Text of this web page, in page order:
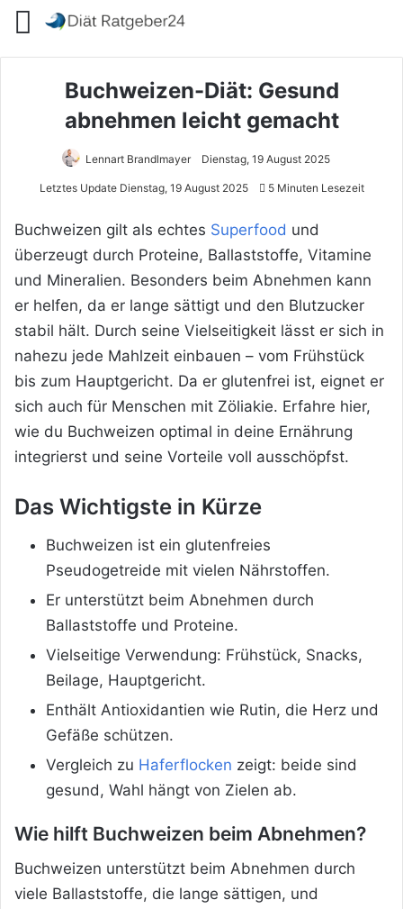
Menü
Buchweizen-Diät: Gesund
abnehmen leicht gemacht
Lennart Brandlmayer Dienstag, 19 August 2025
Letztes Update Dienstag, 19 August 2025 5 Minuten Lesezeit
Buchweizen gilt als echtes Superfood und
überzeugt durch Proteine, Ballaststoffe, Vitamine
und Mineralien. Besonders beim Abnehmen kann
er helfen, da er lange sättigt und den Blutzucker
stabil hält. Durch seine Vielseitigkeit lässt er sich in
nahezu jede Mahlzeit einbauen – vom Frühstück
bis zum Hauptgericht. Da er glutenfrei ist, eignet er
sich auch für Menschen mit Zöliakie. Erfahre hier,
wie du Buchweizen optimal in deine Ernährung
integrierst und seine Vorteile voll ausschöpfst.
Das Wichtigste in Kürze
Buchweizen ist ein glutenfreies
Pseudogetreide mit vielen Nährstoffen.
Er unterstützt beim Abnehmen durch
Ballaststoffe und Proteine.
Vielseitige Verwendung: Frühstück, Snacks,
Beilage, Hauptgericht.
Enthält Antioxidantien wie Rutin, die Herz und
Gefäße schützen.
Vergleich zu Haferflocken zeigt: beide sind
gesund, Wahl hängt von Zielen ab.
Wie hilft Buchweizen beim Abnehmen?
Buchweizen unterstützt beim Abnehmen durch
viele Ballaststoffe, die lange sättigen, und